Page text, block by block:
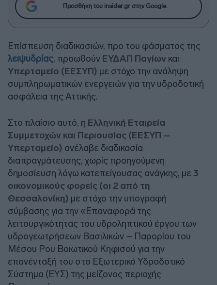
Προσθήκη του insider.gr στην Google
Επίσπευση διαδικασιών, προ του φάσματος της
λειψυδρίας, προωθούν ΕΥΔΑΠ Παγίων και
Υπερταμείο (ΕΕΣΥΠ) με στόχο την ανάληψη
συμπληρωματικών ενεργειών για την υδροδοτική
ασφάλεια της Αττικής.
Στο πλαίσιο αυτό, η Ελληνική Εταιρεία
Συμμετοχών και Περιουσίας (ΕΕΣΥΠ –
Υπερταμείο) ανέλαβε διαδικασία
διαπραγμάτευσης, χωρίς προηγούμενη
δημοσίευση λόγω κατεπείγουσας ανάγκης, με 3
οικονομικούς φορείς (οι 2 από τη
Θεσσαλονίκη) με στόχο την υπογραφή
σύμβασης για την «Επαναφορά της
λειτουργικότητας του υδροληπτικού έργου των
υδρογεωτρήσεων Βασιλικών – Παρορίου του
Μέσου Ρου Βοιωτικού Κηφισού για την
επανένταξή του στο Εξωτερικό Υδροδοτικό
Σύστημα (ΕΥΣ) της μείζονος περιοχής